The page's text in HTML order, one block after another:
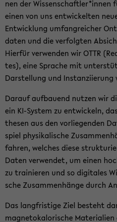
nen der Wis­sen­schaft­ler*innen
einen von uns ent­wi­ckel­ten
Ent­wick­lung um­fang­rei­cher
da­ten und die ver­folg­ten
Hier­für ver­wen­den wir OTTR
tes), eine Spra­che mit
Dar­stel­lung und In­stan­zi­ie­rung
Dar­auf auf­bau­end nut­zen wir
ein KI-​System zu ent­wi­ckeln,
the­sen aus den vor­lie­gen­den
spiel phy­si­ka­li­sche
fah­ren, wel­ches diese
Daten ver­wen­det, um einen
zu trai­nie­ren und so di­gi­ta­les
sche Zu­sam­men­hän­ge durch
Das lang­fris­ti­ge Ziel be­steht
ma­gne­to­ka­lo­ri­sche